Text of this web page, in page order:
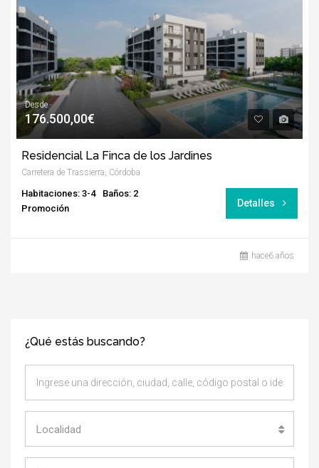
Desde
176.500,00€
Residencial La Finca de los Jardines
Carretera de Trassierra, Córdoba
Habitaciones: 3-4
Baños: 2
Promoción
Detalles
hace6 años
¿Qué estás buscando?
Localidad